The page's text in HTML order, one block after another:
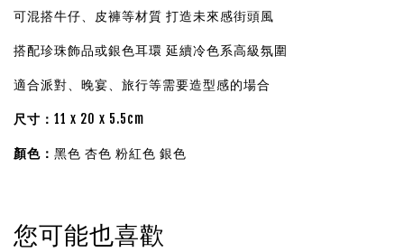
可混搭牛仔、皮褲等材質 打造未來感街頭風
搭配珍珠飾品或銀色耳環 延續冷色系高級氛圍
適合派對、晚宴、旅行等需要造型感的場合
尺寸： 11 x 20 x 5.5cm
顏色： 黑色 杏色 粉紅色 銀色
您可能也喜歡